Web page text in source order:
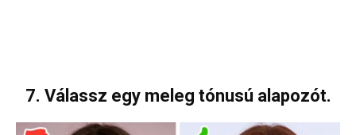
7. Válassz egy meleg tónusú alapozót.